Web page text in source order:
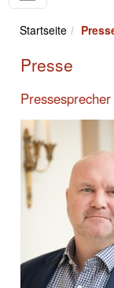
Startseite
Presse